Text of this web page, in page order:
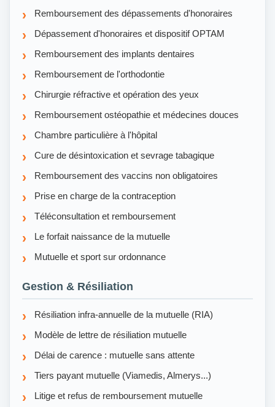
Remboursement des dépassements d'honoraires
Dépassement d'honoraires et dispositif OPTAM
Remboursement des implants dentaires
Remboursement de l'orthodontie
Chirurgie réfractive et opération des yeux
Remboursement ostéopathie et médecines douces
Chambre particulière à l'hôpital
Cure de désintoxication et sevrage tabagique
Remboursement des vaccins non obligatoires
Prise en charge de la contraception
Téléconsultation et remboursement
Le forfait naissance de la mutuelle
Mutuelle et sport sur ordonnance
Gestion & Résiliation
Résiliation infra-annuelle de la mutuelle (RIA)
Modèle de lettre de résiliation mutuelle
Délai de carence : mutuelle sans attente
Tiers payant mutuelle (Viamedis, Almerys...)
Litige et refus de remboursement mutuelle